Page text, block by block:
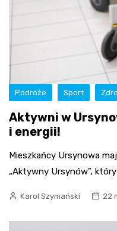
Podróże Sport
Aktywni w
i energii!
Mieszkańcy Ursynowa
„Aktywny Ursynów”,
Karol Szymański 22